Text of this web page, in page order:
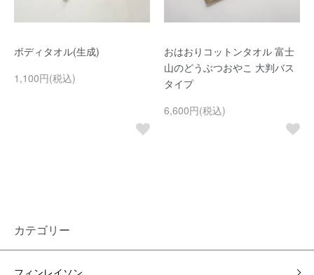
ボディタオル(生成)
1,100円(税込)
おはおりコットンタオル 富士
山のどうぶつおやこ 大判バス
タイプ
6,600円(税込)
カテゴリー
フィンレイソン